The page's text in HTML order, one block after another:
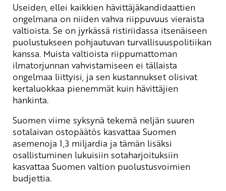
Useiden, ellei kaikkien hävittäjäkandidaattien
ongelmana on niiden vahva riippuvuus vieraista
valtioista. Se on jyrkässä ristiriidassa itsenäiseen
puolustukseen pohjautuvan turvallisuuspolitiikan
kanssa. Muista valtioista riippumattoman
ilmatorjunnan vahvistamiseen ei tällaista
ongelmaa liittyisi, ja sen kustannukset olisivat
kertaluokkaa pienemmät kuin hävittäjien
hankinta.
Suomen viime syksynä tekemä neljän suuren
sotalaivan ostopäätös kasvattaa Suomen
asemenoja 1,3 miljardia ja tämän lisäksi
osallistuminen lukuisiin sotaharjoituksiin
kasvattaa Suomen valtion puolustusvoimien
budjettia.